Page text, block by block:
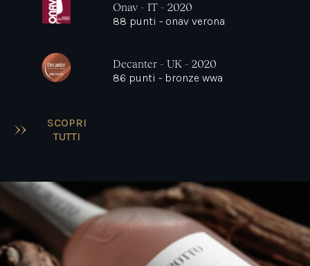
Onav - IT - 2020
88 punti - onav verona
Decanter - UK - 2020
86 punti - bronze wwa